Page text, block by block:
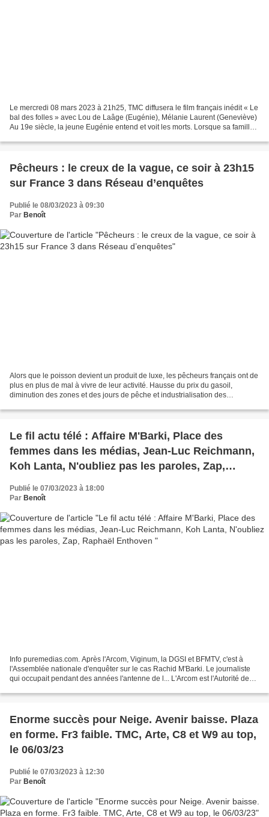
Le mercredi 08 mars 2023 à 21h25, TMC diffusera le film français inédit « Le
bal des folles » avec Lou de Laâge (Eugénie), Mélanie Laurent (Geneviève)
Au 19e siècle, la jeune Eugénie entend et voit les morts. Lorsque sa famille
Pêcheurs : le creux de la vague, ce soir à 23h15
sur France 3 dans Réseau d’enquêtes
Publié le 08/03/2023 à 09:30
Par Benoît
Alors que le poisson devient un produit de luxe, les pêcheurs français ont de
plus en plus de mal à vivre de leur activité. Hausse du prix du gasoil,
diminution des zones et des jours de pêche et industrialisation des
Le fil actu télé : Affaire M'Barki, Place des
femmes dans les médias, Jean-Luc Reichmann,
Koh Lanta, N'oubliez pas les paroles, Zap,
Raphaël Enthoven
Publié le 07/03/2023 à 18:00
Par Benoît
Info puremedias.com. Après l'Arcom, Viginum, la DGSI et BFMTV, c'est à
l'Assemblée nationale d'enquêter sur le cas Rachid M'Barki. Le journaliste
qui occupait pendant des années l'antenne de l... L'Arcom est l'Autorité de
Enorme succès pour Neige. Avenir baisse. Plaza
en forme. Fr3 faible. TMC, Arte, C8 et W9 au top,
le 06/03/23
Publié le 07/03/2023 à 12:30
Par Benoît